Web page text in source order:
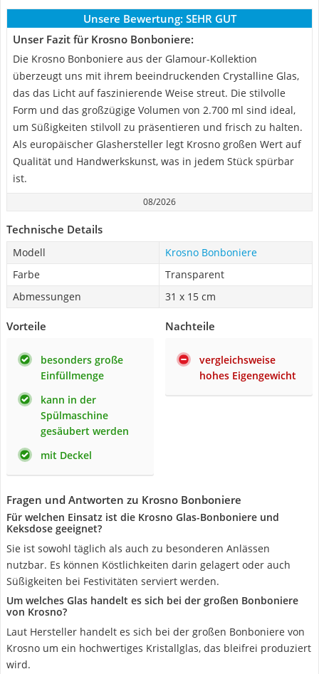
Unsere Bewertung: SEHR GUT
Unser Fazit für Krosno Bonboniere:
Die Krosno Bonboniere aus der Glamour-Kollektion
überzeugt uns mit ihrem beeindruckenden Crystalline Glas,
das das Licht auf faszinierende Weise streut. Die stilvolle
Form und das großzügige Volumen von 2.700 ml sind ideal,
um Süßigkeiten stilvoll zu präsentieren und frisch zu halten.
Als europäischer Glashersteller legt Krosno großen Wert auf
Qualität und Handwerkskunst, was in jedem Stück spürbar
ist.
08/2026
Technische Details
Modell
Krosno Bonboniere
Farbe
Transparent
Abmessungen
31 x 15 cm
Vorteile
besonders große
Einfüllmenge
kann in der
Spülmaschine
gesäubert werden
mit Deckel
Nachteile
vergleichsweise
hohes Eigengewicht
Fragen und Antworten zu Krosno Bonboniere
Für welchen Einsatz ist die Krosno Glas-Bonboniere und
Keksdose geeignet?
Sie ist sowohl täglich als auch zu besonderen Anlässen
nutzbar. Es können Köstlichkeiten darin gelagert oder auch
Süßigkeiten bei Festivitäten serviert werden.
Um welches Glas handelt es sich bei der großen Bonboniere
von Krosno?
Laut Hersteller handelt es sich bei der großen Bonboniere von
Krosno um ein hochwertiges Kristallglas, das bleifrei produziert
wird.